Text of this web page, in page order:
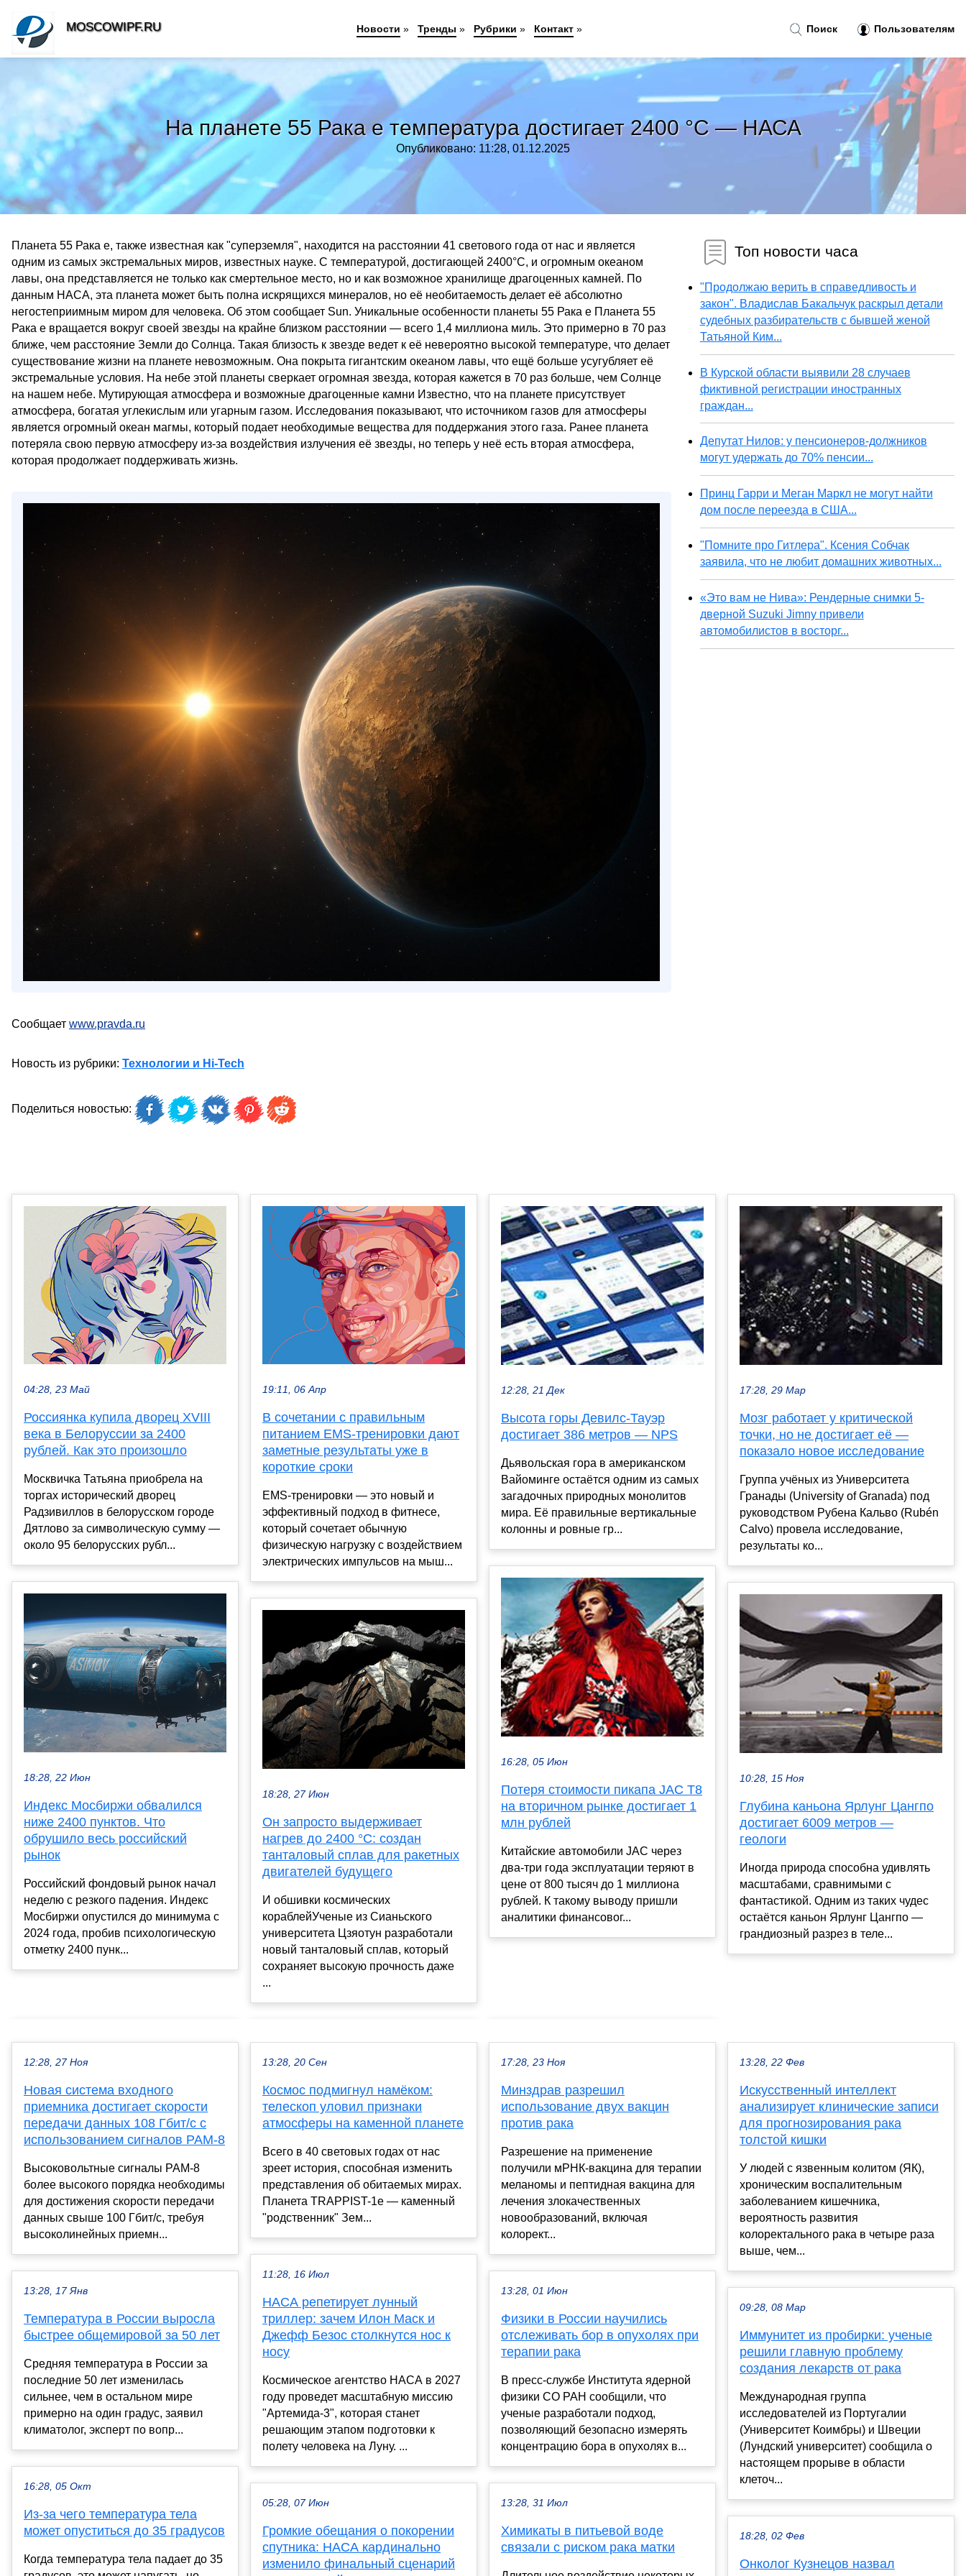
На планете 55 Рака e температура достигает 2400 °C — НАСА
Опубликовано: 11:28, 01.12.2025
Планета 55 Рака e, также известная как "суперземля", находится на расстоянии 41 светового года от нас и является
одним из самых экстремальных миров, известных науке. С температурой, достигающей 2400°C, и огромным океаном
лавы, она представляется не только как смертельное место, но и как возможное хранилище драгоценных камней. По
данным НАСА, эта планета может быть полна искрящихся минералов, но её необитаемость делает её абсолютно
негостеприимным миром для человека. Об этом сообщает Sun. Уникальные особенности планеты 55 Рака e Планета 55
Рака e вращается вокруг своей звезды на крайне близком расстоянии — всего 1,4 миллиона миль. Это примерно в 70 раз
ближе, чем расстояние Земли до Солнца. Такая близость к звезде ведет к её невероятно высокой температуре, что делает
существование жизни на планете невозможным. Она покрыта гигантским океаном лавы, что ещё больше усугубляет её
экстремальные условия. На небе этой планеты сверкает огромная звезда, которая кажется в 70 раз больше, чем Солнце
на нашем небе. Мутирующая атмосфера и возможные драгоценные камни Известно, что на планете присутствует
атмосфера, богатая углекислым или угарным газом. Исследования показывают, что источником газов для атмосферы
является огромный океан магмы, который подает необходимые вещества для поддержания этого газа. Ранее планета
потеряла свою первую атмосферу из-за воздействия излучения её звезды, но теперь у неё есть вторая атмосфера,
которая продолжает поддерживать жизнь.
Сообщает www.pravda.ru
Новость из рубрики: Технологии и Hi-Tech
Поделиться новостью:
Топ новости часа
"Продолжаю верить в справедливость и
закон". Владислав Бакальчук раскрыл детали
судебных разбирательств с бывшей женой
Татьяной Ким...
В Курской области выявили 28 случаев
фиктивной регистрации иностранных
граждан...
Депутат Нилов: у пенсионеров-должников
могут удержать до 70% пенсии...
Принц Гарри и Меган Маркл не могут найти
дом после переезда в США...
"Помните про Гитлера". Ксения Собчак
заявила, что не любит домашних животных...
«Это вам не Нива»: Рендерные снимки 5-
дверной Suzuki Jimny привели
автомобилистов в восторг...
04:28, 23 Май
Россиянка купила дворец XVIII
века в Белоруссии за 2400
рублей. Как это произошло
Москвичка Татьяна приобрела на
торгах исторический дворец
Радзивиллов в белорусском городе
Дятлово за символическую сумму —
около 95 белорусских рубл...
18:28, 22 Июн
Индекс Мосбиржи обвалился
ниже 2400 пунктов. Что
обрушило весь российский
рынок
Российский фондовый рынок начал
неделю с резкого падения. Индекс
Мосбиржи опустился до минимума с
2024 года, пробив психологическую
отметку 2400 пунк...
19:11, 06 Апр
В сочетании с правильным
питанием EMS-тренировки дают
заметные результаты уже в
короткие сроки
EMS-тренировки — это новый и
эффективный подход в фитнесе,
который сочетает обычную
физическую нагрузку с воздействием
электрических импульсов на мыш...
18:28, 27 Июн
Он запросто выдерживает
нагрев до 2400 °C: создан
танталовый сплав для ракетных
двигателей будущего
И обшивки космических
кораблейУченые из Сианьского
университета Цзяотун разработали
новый танталовый сплав, который
сохраняет высокую прочность даже
...
12:28, 21 Дек
Высота горы Девилс-Тауэр
достигает 386 метров — NPS
Дьявольская гора в американском
Вайоминге остаётся одним из самых
загадочных природных монолитов
мира. Её правильные вертикальные
колонны и ровные гр...
16:28, 05 Июн
Потеря стоимости пикапа JAC T8
на вторичном рынке достигает 1
млн рублей
Китайские автомобили JAC через
два-три года эксплуатации теряют в
цене от 800 тысяч до 1 миллиона
рублей. К такому выводу пришли
аналитики финансовог...
17:28, 29 Мар
Мозг работает у критической
точки, но не достигает её —
показало новое исследование
Группа учёных из Университета
Гранады (University of Granada) под
руководством Рубена Кальво (Rubén
Calvo) провела исследование,
результаты ко...
10:28, 15 Ноя
Глубина каньона Ярлунг Цангпо
достигает 6009 метров —
геологи
Иногда природа способна удивлять
масштабами, сравнимыми с
фантастикой. Одним из таких чудес
остаётся каньон Ярлунг Цангпо —
грандиозный разрез в теле...
12:28, 27 Ноя
Новая система входного
приемника достигает скорости
передачи данных 108 Гбит/с с
использованием сигналов PAM-8
Высоковольтные сигналы PAM-8
более высокого порядка необходимы
для достижения скорости передачи
данных свыше 100 Гбит/с, требуя
высоколинейных приемн...
13:28, 17 Янв
Температура в России выросла
быстрее общемировой за 50 лет
Средняя температура в России за
последние 50 лет изменилась
сильнее, чем в остальном мире
примерно на один градус, заявил
климатолог, эксперт по вопр...
16:28, 05 Окт
Из-за чего температура тела
может опуститься до 35 градусов
Когда температура тела падает до 35
13:28, 20 Сен
Космос подмигнул намёком:
телескоп уловил признаки
атмосферы на каменной планете
Всего в 40 световых годах от нас
зреет история, способная изменить
представления об обитаемых мирах.
Планета TRAPPIST-1e — каменный
"родственник" Зем...
11:28, 16 Июл
НАСА репетирует лунный
триллер: зачем Илон Маск и
Джефф Безос столкнутся нос к
носу
Космическое агентство НАСА в 2027
году проведет масштабную миссию
"Артемида-3", которая станет
решающим этапом подготовки к
полету человека на Луну. ...
05:28, 07 Июн
Громкие обещания о покорении
спутника: НАСА кардинально
изменило финальный сценарий
17:28, 23 Ноя
Минздрав разрешил
использование двух вакцин
против рака
Разрешение на применение
получили мРНК-вакцина для терапии
меланомы и пептидная вакцина для
лечения злокачественных
новообразований, включая
колорект...
13:28, 01 Июн
Физики в России научились
отслеживать бор в опухолях при
терапии рака
В пресс-службе Института ядерной
физики СО РАН сообщили, что
ученые разработали подход,
позволяющий безопасно измерять
концентрацию бора в опухолях в...
13:28, 31 Июл
Химикаты в питьевой воде
связали с риском рака матки
13:28, 22 Фев
Искусственный интеллект
анализирует клинические записи
для прогнозирования рака
толстой кишки
У людей с язвенным колитом (ЯК),
хроническим воспалительным
заболеванием кишечника,
вероятность развития
колоректального рака в четыре раза
выше, чем...
09:28, 08 Мар
Иммунитет из пробирки: ученые
решили главную проблему
создания лекарств от рака
Международная группа
исследователей из Португалии
(Университет Коимбры) и Швеции
(Лундский университет) сообщила о
настоящем прорыве в области
клеточ...
18:28, 02 Фев
Онколог Кузнецов назвал
Поиск Пользователям
MOSCOWIPF.RU Новости » Тренды » Рубрики » Контакт »